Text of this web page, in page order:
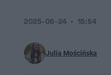
Julia Mościńska
2025-06-24 15:54